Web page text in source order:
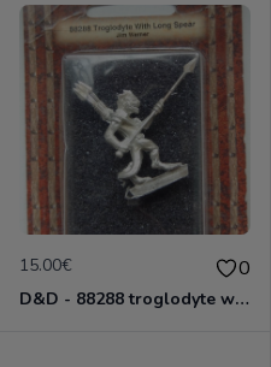
15.00€ 0
D&D - 88288 troglodyte with long Miniature - Donjons Dragons